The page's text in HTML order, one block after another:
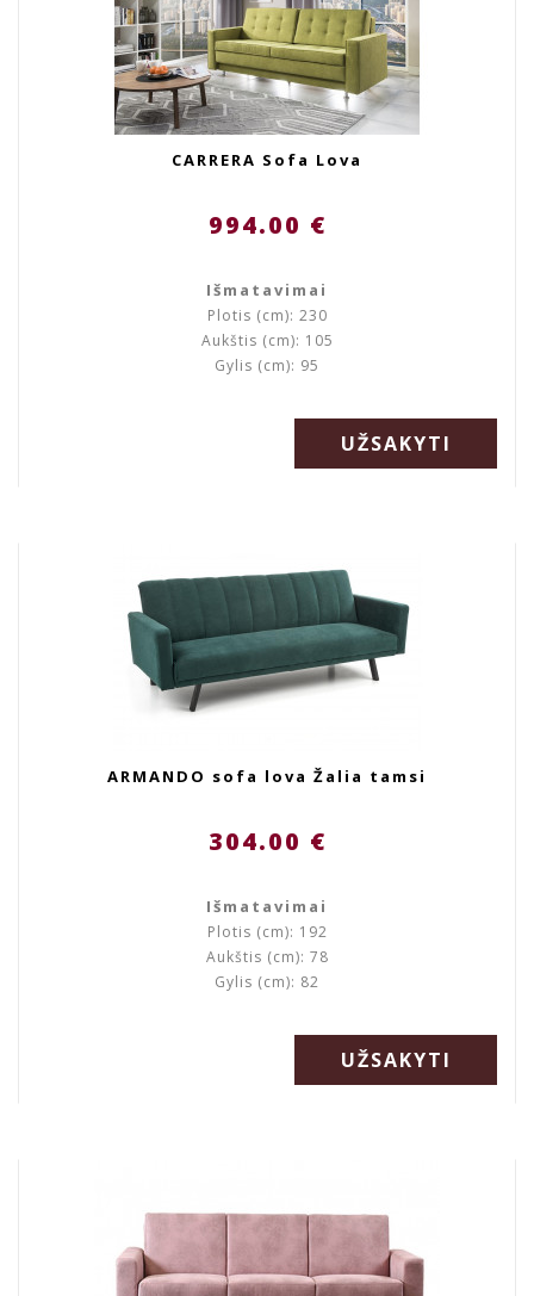
CARRERA Sofa Lova
994.00 €
Išmatavimai
Plotis (cm): 230
Aukštis (cm): 105
Gylis (cm): 95
UŽSAKYTI
ARMANDO sofa lova Žalia tamsi
304.00 €
Išmatavimai
Plotis (cm): 192
Aukštis (cm): 78
Gylis (cm): 82
UŽSAKYTI